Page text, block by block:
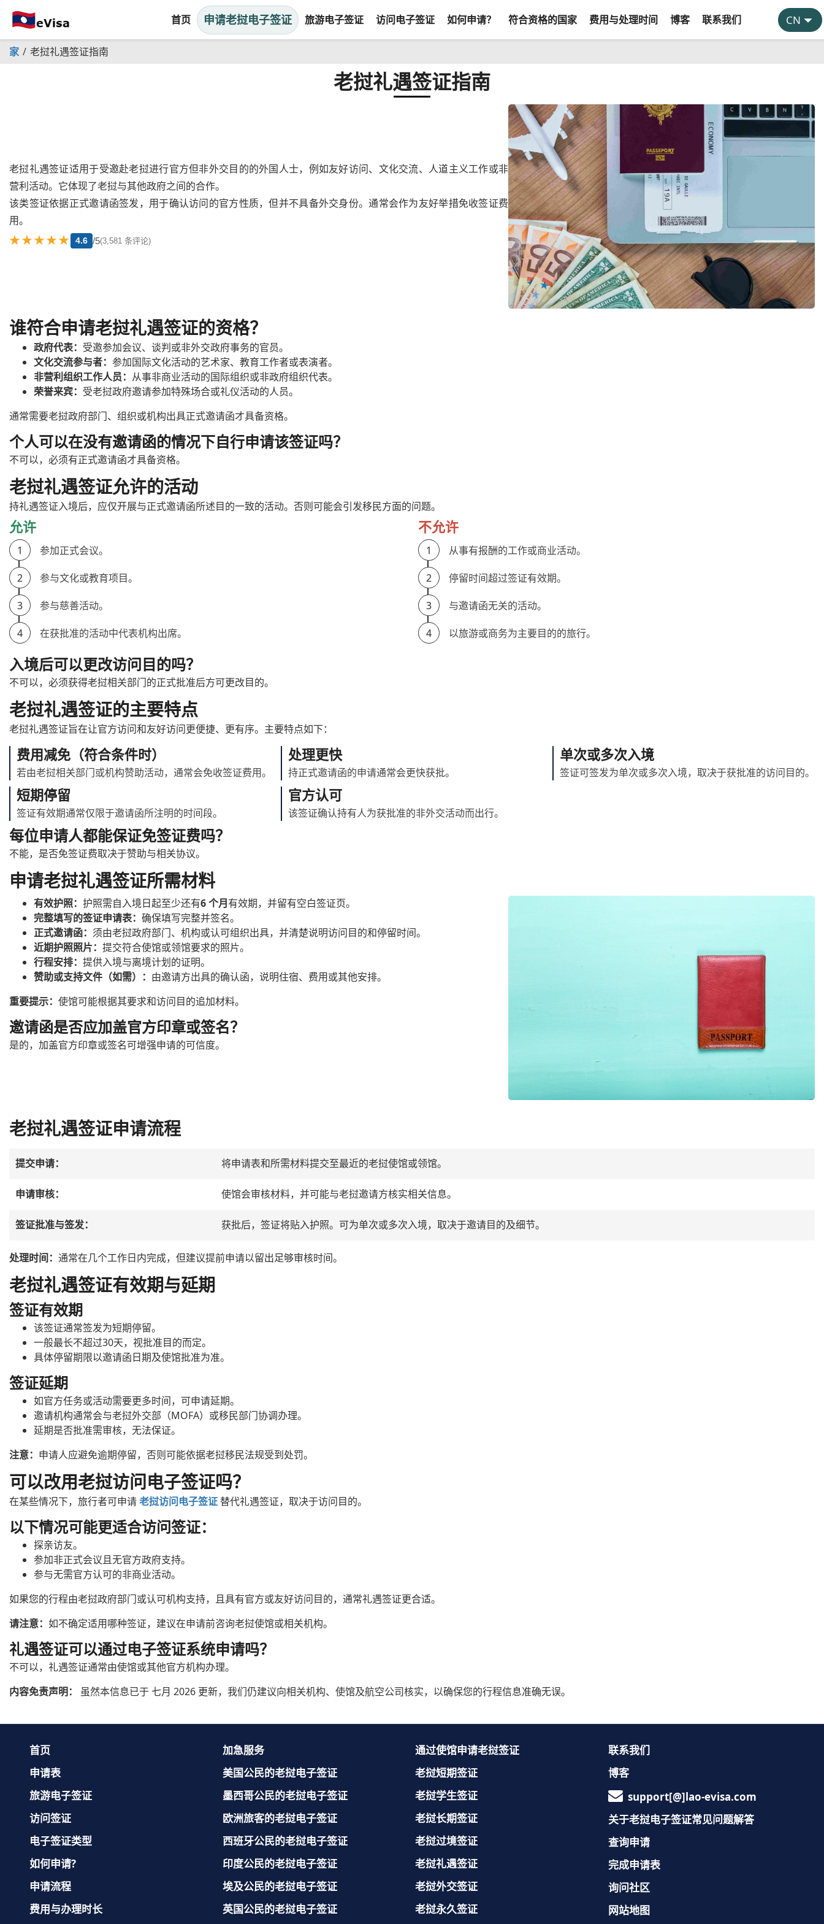
首页 申请老挝电子签证 旅游电子签证 访问电子签证 如何申请？ 符合资格的国家 费用与处理时间 博客 联系我们
家 老挝礼遇签证指南
老挝礼遇签证指南
老挝礼遇签证适用于受邀赴老挝进行官方但非外交目的的外国人士，例如友好访问、文化交流、人道主义工作或非
营利活动。它体现了老挝与其他政府之间的合作。
该类签证依据正式邀请函签发，用于确认访问的官方性质，但并不具备外交身份。通常会作为友好举措免收签证费
用。
★★★★★ 4.6 /5(3,581 条评论)
谁符合申请老挝礼遇签证的资格？
政府代表： 受邀参加会议、谈判或非外交政府事务的官员。
文化交流参与者： 参加国际文化活动的艺术家、教育工作者或表演者。
非营利组织工作人员： 从事非商业活动的国际组织或非政府组织代表。
荣誉来宾： 受老挝政府邀请参加特殊场合或礼仪活动的人员。
通常需要老挝政府部门、组织或机构出具正式邀请函才具备资格。
个人可以在没有邀请函的情况下自行申请该签证吗？
不可以，必须有正式邀请函才具备资格。
老挝礼遇签证允许的活动
持礼遇签证入境后，应仅开展与正式邀请函所述目的一致的活动。否则可能会引发移民方面的问题。
允许
1 参加正式会议。
2 参与文化或教育项目。
3 参与慈善活动。
4 在获批准的活动中代表机构出席。
不允许
1 从事有报酬的工作或商业活动。
2 停留时间超过签证有效期。
3 与邀请函无关的活动。
4 以旅游或商务为主要目的的旅行。
入境后可以更改访问目的吗？
不可以，必须获得老挝相关部门的正式批准后方可更改目的。
老挝礼遇签证的主要特点
老挝礼遇签证旨在让官方访问和友好访问更便捷、更有序。主要特点如下：
费用减免（符合条件时）
若由老挝相关部门或机构赞助活动，通常会免收签证费用。
处理更快
持正式邀请函的申请通常会更快获批。
单次或多次入境
签证可签发为单次或多次入境，取决于获批准的访问目的。
短期停留
签证有效期通常仅限于邀请函所注明的时间段。
官方认可
该签证确认持有人为获批准的非外交活动而出行。
每位申请人都能保证免签证费吗？
不能，是否免签证费取决于赞助与相关协议。
申请老挝礼遇签证所需材料
有效护照： 护照需自入境日起至少还有6 个月有效期，并留有空白签证页。
完整填写的签证申请表： 确保填写完整并签名。
正式邀请函： 须由老挝政府部门、机构或认可组织出具，并清楚说明访问目的和停留时间。
近期护照照片： 提交符合使馆或领馆要求的照片。
行程安排： 提供入境与离境计划的证明。
赞助或支持文件（如需）： 由邀请方出具的确认函，说明住宿、费用或其他安排。
重要提示： 使馆可能根据其要求和访问目的追加材料。
邀请函是否应加盖官方印章或签名？
是的，加盖官方印章或签名可增强申请的可信度。
老挝礼遇签证申请流程
提交申请： 将申请表和所需材料提交至最近的老挝使馆或领馆。
申请审核： 使馆会审核材料，并可能与老挝邀请方核实相关信息。
签证批准与签发： 获批后，签证将贴入护照。可为单次或多次入境，取决于邀请目的及细节。
处理时间： 通常在几个工作日内完成，但建议提前申请以留出足够审核时间。
老挝礼遇签证有效期与延期
签证有效期
该签证通常签发为短期停留。
一般最长不超过30天，视批准目的而定。
具体停留期限以邀请函日期及使馆批准为准。
签证延期
如官方任务或活动需要更多时间，可申请延期。
邀请机构通常会与老挝外交部（MOFA）或移民部门协调办理。
延期是否批准需审核，无法保证。
注意： 申请人应避免逾期停留，否则可能依据老挝移民法规受到处罚。
可以改用老挝访问电子签证吗？
在某些情况下，旅行者可申请老挝访问电子签证 替代礼遇签证，取决于访问目的。
以下情况可能更适合访问签证：
探亲访友。
参加非正式会议且无官方政府支持。
参与无需官方认可的非商业活动。
如果您的行程由老挝政府部门或认可机构支持，且具有官方或友好访问目的，通常礼遇签证更合适。
请注意： 如不确定适用哪种签证，建议在申请前咨询老挝使馆或相关机构。
礼遇签证可以通过电子签证系统申请吗？
不可以，礼遇签证通常由使馆或其他官方机构办理。
内容免责声明：
虽然本信息已于 七月 2026 更新，我们仍建议向相关机构、使馆及航空公司核实，以确保您的行程信息准确无误。
首页
申请表
旅游电子签证
访问签证
电子签证类型
如何申请?
申请流程
费用与办理时长
加急服务
美国公民的老挝电子签证
墨西哥公民的老挝电子签证
欧洲旅客的老挝电子签证
西班牙公民的老挝电子签证
印度公民的老挝电子签证
埃及公民的老挝电子签证
英国公民的老挝电子签证
通过使馆申请老挝签证
老挝短期签证
老挝学生签证
老挝长期签证
老挝过境签证
老挝礼遇签证
老挝外交签证
老挝永久签证
联系我们
博客
support[@]lao-evisa.com
关于老挝电子签证常见问题解答
查询申请
完成申请表
询问社区
网站地图